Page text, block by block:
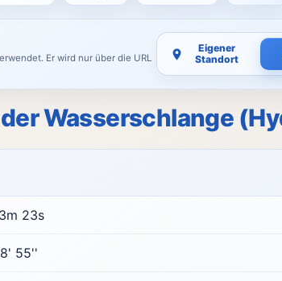
Er wird nur über die URL
Eigener
Standort
Wasserschlange
23s
55''